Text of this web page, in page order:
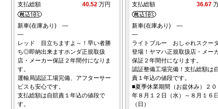
支払総額
40.52 万円
新車(在庫あり) ―
―
レッド 目立ちますよ～！早い者勝
ち◎即納出来ますホンダ正規取扱
店・メーカー保証２年間付になりま
す。
運輸局認証工場完備、アフターサー
ビスも安心です。
支払総額は自賠責１年込の値段で
す。
支払総額
36.67
新車(在庫あり) ―
―
ライトブルー おしゃれスクー
登場！ヤマハ正規取扱店・メー
保証２年間付になります。
認証整備工場完備！支払総額は
責１年込の値段です。
■夏季休業期間（お盆休み）２
年８月１２日（水）～８月１６
（日）